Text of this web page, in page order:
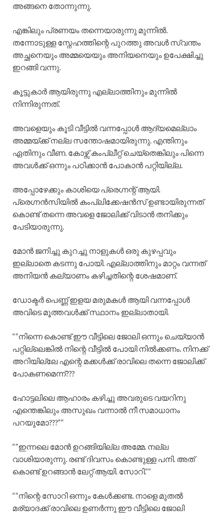
അങ്ങനെ തോന്നുന്നു.
എങ്കിലും പ്രണയം തന്നെയാരുന്നു മുന്നിൽ.
തന്നോടുള്ള സ്നേഹത്തിന്റെ പുറത്തു അവൾ സ്വന്തം
അച്ഛനെയും അമ്മയെയും അനിയനെയും ഉപേക്ഷിച്ചു
ഇറങ്ങി വന്നു.
കൂട്ടുകാർ ആയിരുന്നു എല്ലാത്തിനും മുന്നിൽ
നിന്നിരുന്നത്.
അവളെയും കൂടി വീട്ടിൽ വന്നപ്പോൾ ആദ്യമെല്ലാം
അമ്മയ്ക്ക് നല്ല സന്തോഷമായിരുന്നു. എന്തിനും
ഏതിനും വീണ. കോഴ്സ് കംപ്ലീറ്റ് ചെയ്തെങ്കിലും പിന്നെ
അവൾക്ക് ഒന്നും പഠിക്കാൻ പോകാൻ പറ്റിയില്ല.
അപ്പോഴേക്കും കാശിയെ പ്രെഗ്നന്റ് ആയി.
പ്രെഗ്നൻസിയിൽ കംപ്ലിക്കേഷൻസ് ഉണ്ടായിരുന്നത്
കൊണ്ട് തന്നെ അവളെ ജോലിക്ക് വിടാൻ തനിക്കും
പേടിയാരുന്നു.
മോൻ ജനിച്ചു കുറച്ചു നാളുകൾ ഒരു കുഴപ്പവും
ഇല്ലാതെ കടന്നു പോയി. എല്ലാത്തിനും മാറ്റം വന്നത്
അനിയൻ കല്യാണം കഴിച്ചതിന്റെ ശേഷമാണ്.
ഡോക്ടർ പെണ്ണ് ഇളയ മരുമകൾ ആയി വന്നപ്പോൾ
അവിടെ മൂത്തവൾക്ക് സ്ഥാനം ഇല്ലാതായി.
“”നിന്നെ കൊണ്ട് ഈ വീട്ടിലെ ജോലി ഒന്നും ചെയ്യാൻ
പറ്റില്ലെങ്കിൽ നിന്റെ വീട്ടിൽ പോയി നിൽക്കണം. നിനക്ക്
അറിയില്ലേ എന്റെ മക്കൾക്ക് രാവിലെ തന്നെ ജോലിക്ക്
പോകണമെന്ന്???
ഹോട്ടലിലെ ആഹാരം കഴിച്ചു അവരുടെ വയറിനു
എന്തെങ്കിലും അസുഖം വന്നാൽ നീ സമാധാനം
പറയുമോ???””
“”ഇന്നലെ മോൻ ഉറങ്ങിയില്ല അമ്മേ. നല്ല
വാശിയാരുന്നു. രണ്ട് ദിവസം കൊണ്ടുള്ള പനി. അത്
കൊണ്ട് ഉറങ്ങാൻ ലേറ്റ് ആയി. സോറി.””
“”നിന്റെ സോറി ഒന്നും കേൾക്കണ്ട. നാളെ മുതൽ
മര്യാദക്ക് രാവിലെ ഉണർന്നു ഈ വീട്ടിലെ ജോലി